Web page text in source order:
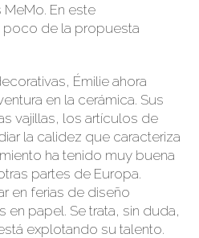
En este
poco de la propuesta
Émilie ahora
en la cerámica. Sus
vajillas, los artículos de
la calidez que caracteriza
ha tenido muy buena
partes de Europa.
en ferias de diseño
papel. Se trata, sin duda,
explotando su talento.